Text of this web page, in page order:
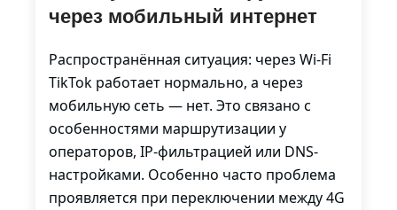
через мобильный интернет
Распространённая ситуация: через Wi-Fi
TikTok работает нормально, а через
мобильную сеть — нет. Это связано с
особенностями маршрутизации у
операторов, IP-фильтрацией или DNS-
настройками. Особенно часто проблема
проявляется при переключении между 4G